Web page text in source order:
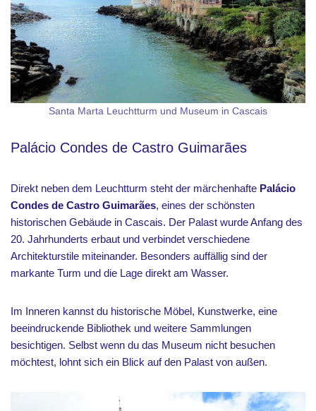
Santa Marta Leuchtturm und Museum in Cascais
Palácio Condes de Castro Guimarães
Direkt neben dem Leuchtturm steht der märchenhafte Palácio
Condes de Castro Guimarães, eines der schönsten
historischen Gebäude in Cascais. Der Palast wurde Anfang des
20. Jahrhunderts erbaut und verbindet verschiedene
Architekturstile miteinander. Besonders auffällig sind der
markante Turm und die Lage direkt am Wasser.
Im Inneren kannst du historische Möbel, Kunstwerke, eine
beeindruckende Bibliothek und weitere Sammlungen
besichtigen. Selbst wenn du das Museum nicht besuchen
möchtest, lohnt sich ein Blick auf den Palast von außen.